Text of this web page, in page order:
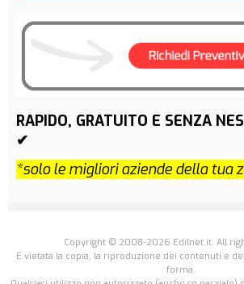
RAPIDO, GRATUITO E SENZA
✔
*solo le migliori aziende della tua
Copyright © 2008-2026 Edilnet.it. All
É vietata la copia, la riproduzione dei contenuti e
forma.